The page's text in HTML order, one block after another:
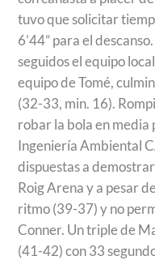
tuvo que solicitar
6’44” para el
seguidos el equipo
equipo de Tomé,
(32-33, min. 16).
robar la bola en media
Ingeniería Ambiental
dispuestas a
Roig Arena y a pesar
ritmo (39-37) y no
Conner. Un triple de
(41-42) con 33